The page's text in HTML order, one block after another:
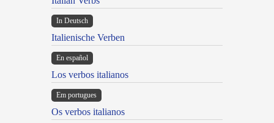
In Deutsch
Italienische Verben
En español
Los verbos italianos
Em portugues
Os verbos italianos